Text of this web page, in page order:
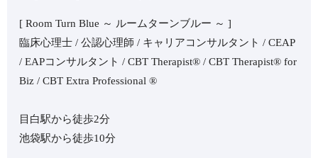
[ Room Turn Blue ～ ルームターンブルー ～ ]
臨床心理士 / 公認心理師 / キャリアコンサルタント / CEAP
/ EAPコンサルタント / CBT Therapist®︎ / CBT Therapist®︎ for
Biz / CBT Extra Professional ®︎
目白駅から徒歩2分
池袋駅から徒歩10分